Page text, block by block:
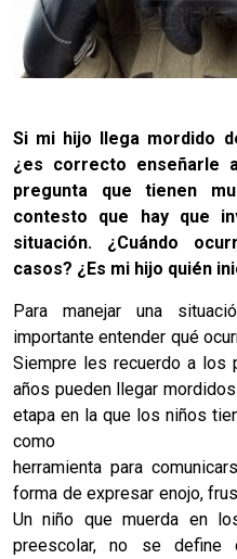
Si mi hijo llega mordido
¿es correcto enseñarle
pregunta que tienen
contesto que hay que
situación. ¿Cuándo
casos? ¿Es mi hijo quién
Para manejar una
importante entender qué
Siempre les recuerdo a los
años pueden llegar
etapa en la que los niños
como
herramienta para
forma de expresar enojo,
Un niño que muerda en
preescolar, no se define